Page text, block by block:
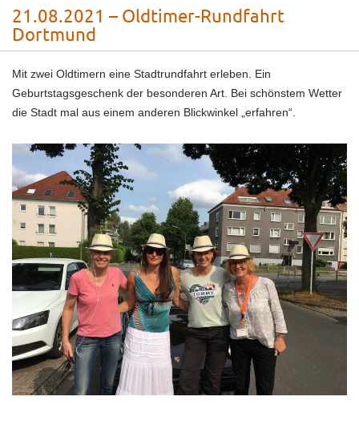
21.08.2021 – Oldtimer-Rundfahrt
Dortmund
Mit zwei Oldtimern eine Stadtrundfahrt erleben. Ein
Geburtstagsgeschenk der besonderen Art. Bei schönstem Wetter
die Stadt mal aus einem anderen Blickwinkel „erfahren“.